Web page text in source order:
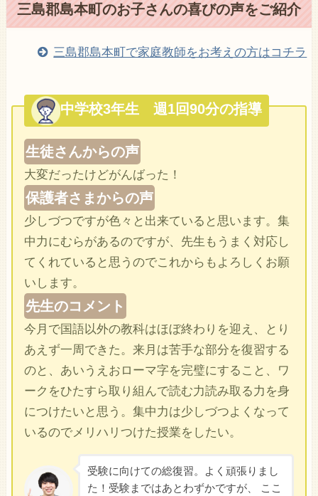
三島郡島本町のお子さんの喜びの声をご紹介
三島郡島本町で家庭教師をお考えの方はコチラ
中学校3年生 週1回90分の指導
生徒さんからの声
大変だったけどがんばった！
保護者さまからの声
少しづつですが色々と出来ていると思います。集
中力にむらがあるのですが、先生もうまく対応し
てくれていると思うのでこれからもよろしくお願
いします。
先生のコメント
今月で国語以外の教科はほぼ終わりを迎え、とり
あえず一周できた。来月は苦手な部分を復習する
のと、あいうえおローマ字を完璧にすること、ワ
ークをひたすら取り組んで読む力読み取る力を身
につけたいと思う。集中力は少しづつよくなって
いるのでメリハリつけた授業をしたい。
受験に向けての総復習。よく頑張りまし
た！受験まではあとわずかですが、 ここ